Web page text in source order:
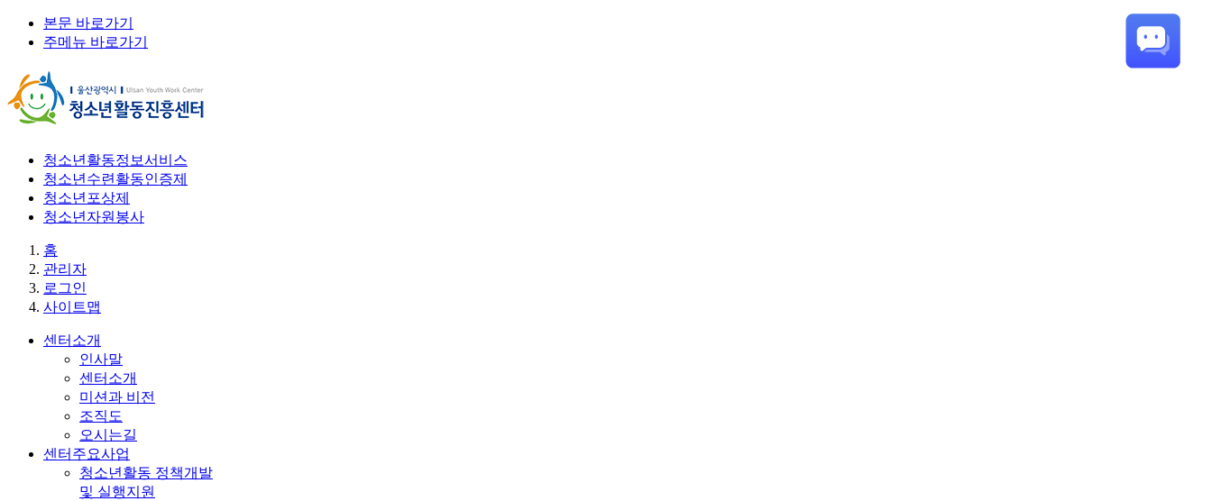
본문 바로가기
주메뉴 바로가기
청소년활동정보서비스
청소년수련활동인증제
청소년포상제
청소년자원봉사
홈
관리자
로그인
사이트맵
센터소개
인사말
센터소개
미션과 비전
조직도
오시는길
센터주요사업
청소년활동 정책개발
및 실행지원